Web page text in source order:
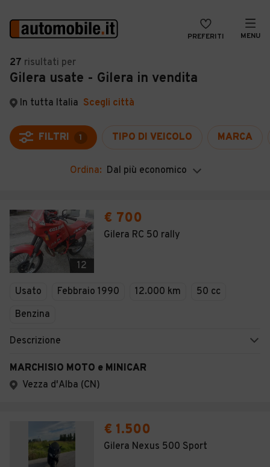
PREFERITI MENU
Auto
Auto usate
Auto Km 0
Auto Nuove
Noleggio a lungo termine
Moto
Camper
Veicoli Commerciali
VENDI
MAGAZINE
ACCEDI
27 risultati per
Gilera usate - Gilera in vendita
In tutta Italia Scegli città
FILTRI 1 TIPO DI VEICOLO MARCA
Ordina: Dal più economico
12
€ 700
Gilera RC 50 rally
Usato Febbraio 1990 12.000 km
50 cc
Benzina
Descrizione
MARCHISIO MOTO e MINICAR
Vezza d'Alba (CN)
€ 1.500
Gilera Nexus 500 Sport